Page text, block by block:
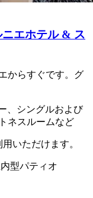
エホテル & ス
からすぐです。グ
、シングルおよび
ネスルームなど
いただけます。
型パティオ